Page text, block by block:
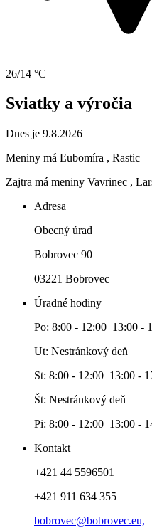
26/14 °C
Sviatky a výročia
Dnes je 9.8.2026
Meniny má Ľubomíra , Rastic
Zajtra má meniny Vavrinec ,
Adresa
Obecný úrad
Bobrovec 90
03221 Bobrovec
Úradné hodiny
Po: 8:00 - 12:00 13:00 -
Ut: Nestránkový deň
St: 8:00 - 12:00 13:00 -
Št: Nestránkový deň
Pi: 8:00 - 12:00 13:00 -
Kontakt
+421 44 5596501
+421 911 634 355
bobrovec@bobrovec.eu,